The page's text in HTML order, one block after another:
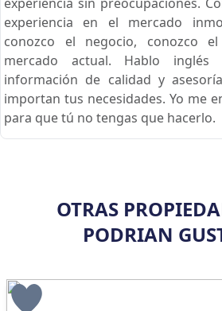
experiencia en el mercado
conozco el negocio, conozco
mercado actual. Hablo inglés
información de calidad y
importan tus necesidades. Yo me
para que tú no tengas que hacerlo.
OTRAS
PODRIAN